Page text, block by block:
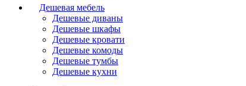
Дешевая мебель
Дешевые диваны
Дешевые шкафы
Дешевые кровати
Дешевые комоды
Дешевые тумбы
Дешевые кухни